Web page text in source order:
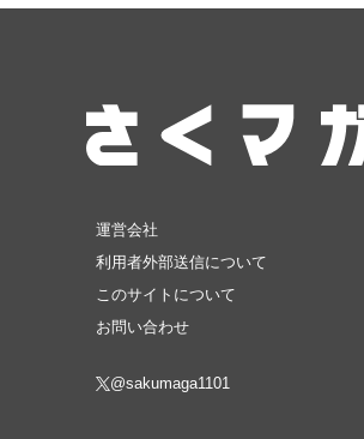
運営会社
利用者外部送信について
このサイトについて
お問い合わせ
@sakumaga1101